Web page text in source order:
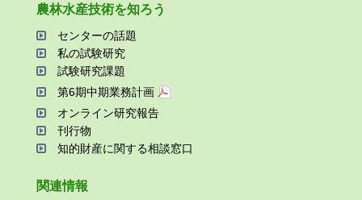
農林⽔産技術を知ろう
センターの話題
私の試験研究
試験研究課題
第6期中期業務計画
オンライン研究報告
刊⾏物
知的財産に関する相談窓⼝
関連情報